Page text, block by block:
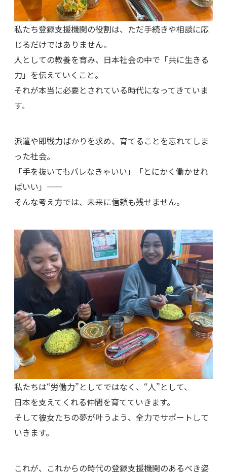
私たち登録支援機関の役割は、ただ手続きや相談に応
じるだけではありません。
人としての教養を育み、日本社会の中で「共に生きる
力」を伝えていくこと。
それが本当に必要とされている時代になってきていま
す。
派遣や即戦力ばかりを求め、育てることを忘れてしま
った社会。
「手を抜いてもバレなきゃいい」「とにかく働かせれ
ばいい」――
そんな考え方では、未来に信頼も残せません。
私たちは“労働力”としてではなく、“人”として、
日本を支えてくれる仲間を育てていきます。
そして彼女たちの夢が叶うよう、全力でサポートして
いきます。
これが、これからの時代の登録支援機関のあるべき姿